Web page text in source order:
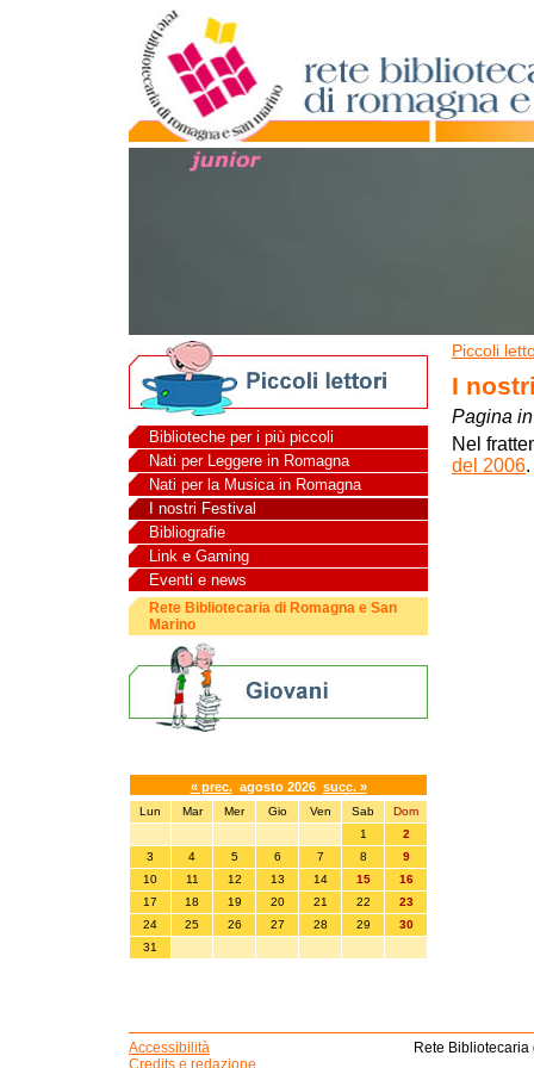
Piccoli
I
Pagina
Nel
del 2006.
Biblioteche per i più piccoli
Nati per Leggere in Romagna
Nati per la Musica in Romagna
I nostri Festival
Bibliografie
Link e Gaming
Eventi e news
Rete Bibliotecaria di Romagna e San
Marino
« prec.agosto 2026 succ. »
Lun Mar Mer Gio Ven Sab
Dom
1
2
3
4 5 6 7 8
9
10
11 12 13 14 15
16
17
18 19 20 21 22
23
24
25 26 27 28 29
30
31
Accessibilità
Credits e redazione
Rete